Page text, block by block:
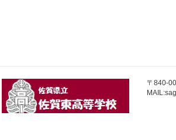
〒840-